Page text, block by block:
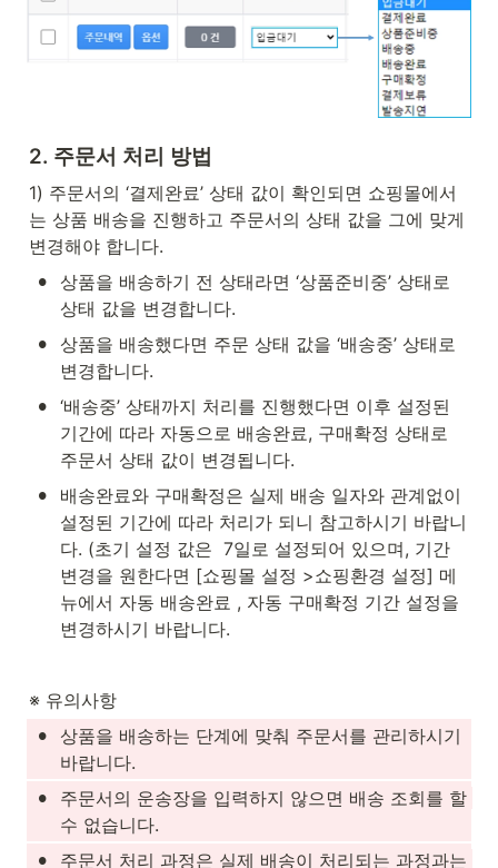
2. 주문서 처리 방법
1) 주문서의 ‘결제완료’ 상태 값이 확인되면 쇼핑몰에서
는 상품 배송을 진행하고 주문서의 상태 값을 그에 맞게
변경해야 합니다.
•
상품을 배송하기 전 상태라면 ‘상품준비중’ 상태로
상태 값을 변경합니다.
•
상품을 배송했다면 주문 상태 값을 ‘배송중’ 상태로
변경합니다.
• ‘배송중’ 상태까지 처리를 진행했다면 이후 설정된
기간에 따라 자동으로 배송완료, 구매확정 상태로
주문서 상태 값이 변경됩니다.
•
배송완료와 구매확정은 실제 배송 일자와 관계없이
설정된 기간에 따라 처리가 되니 참고하시기 바랍니
다. (초기 설정 값은  7일로 설정되어 있으며, 기간
변경을 원한다면 [쇼핑몰 설정 >쇼핑환경 설정] 메
뉴에서 자동 배송완료 , 자동 구매확정 기간 설정을
변경하시기 바랍니다.
※ 유의사항
•
상품을 배송하는 단계에 맞춰 주문서를 관리하시기
바랍니다.
•
주문서의 운송장을 입력하지 않으면 배송 조회를 할
수 없습니다.
• 주문서 처리 과정은 실제 배송이 처리되는 과정과는